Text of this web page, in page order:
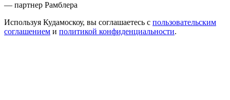
— партнер Рамблера
Используя Кудамоскоу, вы соглашаетесь с пользовательским
соглашением и политикой конфиденциальности.